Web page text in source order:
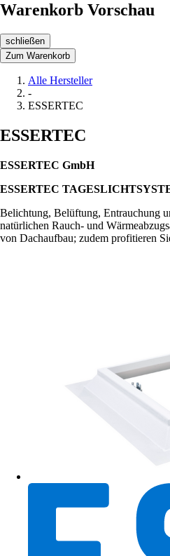
Warenkorb Vorschau
schließen
Zum Warenkorb
Alle Hersteller
-
ESSERTEC
ESSERTEC
ESSERTEC GmbH
ESSERTEC
Belichtung, Belüftung, Entrauchung
natürlichen Rauch- und
von Dachaufbau; zudem profitieren